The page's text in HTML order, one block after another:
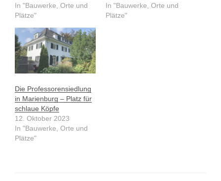
In "Bauwerke, Orte und
Plätze"
In "Bauwerke, Orte und
Plätze"
Die Professorensiedlung
in Marienburg – Platz für
schlaue Köpfe
12. Oktober 2023
In "Bauwerke, Orte und
Plätze"